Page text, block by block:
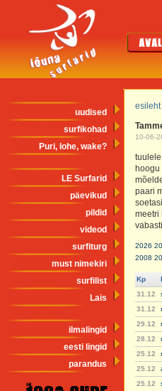
uudised
surfikohad
Puri, lohe, wake?
LE Surfarid
päevikud
pildid
videod
surfiturg
must nimekiri
surfilist
Lais
ilmalingid
eesti lingid
parandus
esileht
10-06-
paari
meetri
2026
2008
Kp
31.12
31.12
29.12
28.12
25.12
25.12
25.12